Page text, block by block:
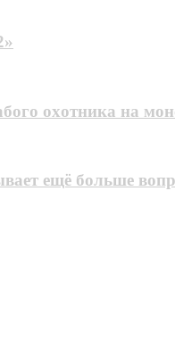
oxoтникa нa
ещё больше